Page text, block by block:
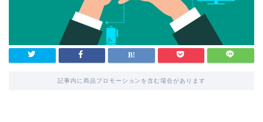
記事内に商品プロモーションを含む場合があります